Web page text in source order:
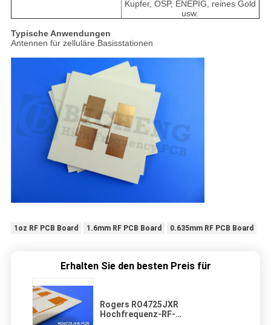
Kupfer, OSP, ENEPIG, reines Gold
usw.
Typische Anwendungen
Antennen für zelluläre Basisstationen
1oz RF PCB Board 1.6mm RF PCB Board 0.635mm RF PCB Board
Erhalten Sie den besten Preis für
Rogers RO4725JXR
Hochfrequenz-RF-